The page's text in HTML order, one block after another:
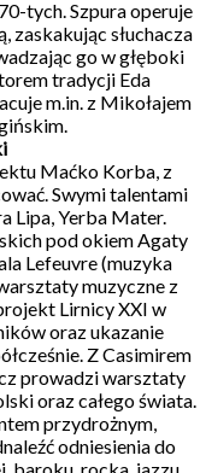
tych. Szpura operuje
zaskakując słuchacza
go w głęboki
tradycji Eda
m.in. z Mikołajem
Maćko Korba, z
Swymi talentami
Lipa, Yerba Mater.
pod okiem Agaty
Lefeuvre (muzyka
muzyczne z
Lirnicy XXI w
oraz ukazanie
Z Casimirem
prowadzi warsztaty
oraz całego świata.
przydrożnym,
odniesienia do